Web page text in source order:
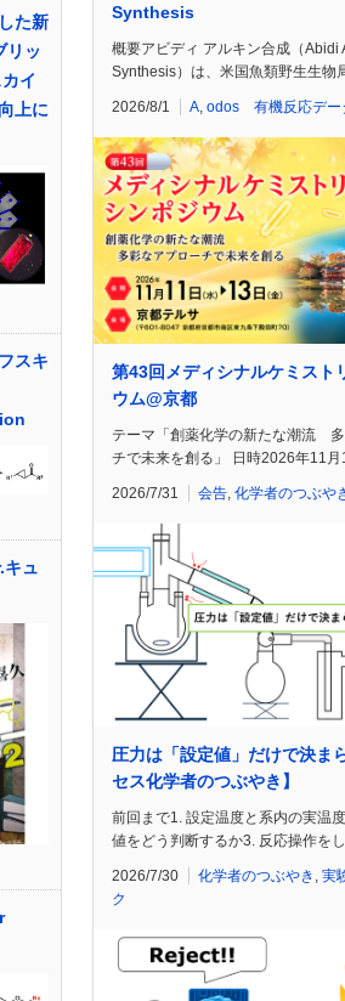
た新
リッ
イ
上に
スキ
キュ
Synthesis
概要アビディ アルキン合成（Abidi
Synthesis）は、米国魚類野生生物
2026/8/1 A odos 有機反応デー
第43回メディシナルケミスト
ウム@京都
テーマ「創薬化学の新たな潮流
チで未来を創る」 日時2026年11
2026/7/31 会告, 化学者のつぶや
圧力は「設定値」だけで決ま
セス化学者のつぶやき】
前回まで1. 設定温度と系内の実温
値をどう判断するか3. 反応操作を
2026/7/30 化学者のつぶやき , 実
ク